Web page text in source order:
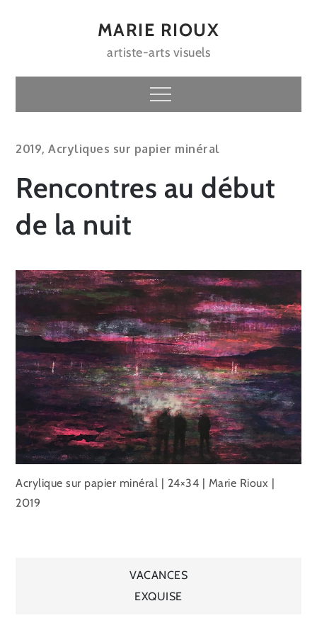
MARIE RIOUX
artiste-arts visuels
Menu
2019,Acryliques sur papier minéral
Rencontres au début
de la nuit
Acrylique sur papier minéral | 24×34 | Marie Rioux |
2019
Navigation
VACANCES
EXQUISE